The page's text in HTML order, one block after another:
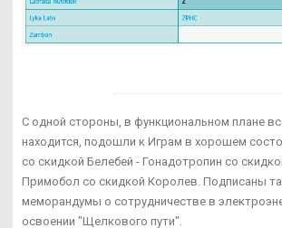
С одной стороны, в функциональном плане
находится, подошли к Играм в хорошем
со скидкой Белебей - Гонадотропин со
Примобол со скидкой Королев. Подписаны
меморандумы о сотрудничестве в
освоении "Щелкового пути".